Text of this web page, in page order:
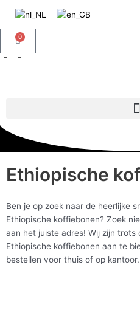
naar
inhoud
0
Winkelwagen
Ethiopische
Ben je op zoek naar de heerlijke
Ethiopische koffiebonen? Zoek
aan het juiste adres! Wij zijn trots
Ethiopische koffiebonen aan te
bestellen voor thuis of op kantoor.